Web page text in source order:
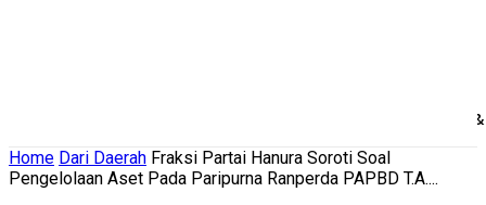
Politik
Home Dari Daerah Fraksi Partai Hanura Soroti Soal
Pengelolaan Aset Pada Paripurna Ranperda PAPBD T.A....